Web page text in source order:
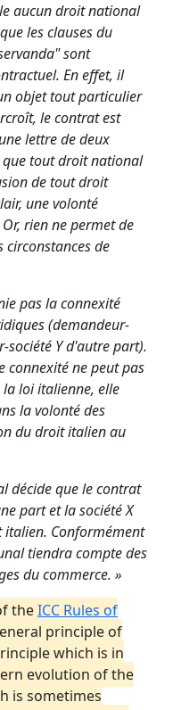
aucun droit national
les clauses du
sont
En effet, il
objet tout particulier
le contrat est
lettre de deux
que tout droit national
de tout droit
une volonté
rien ne permet de
circonstances de
pas la connexité
(demandeur-
société Y d'autre part).
connexité ne peut pas
loi italienne, elle
la volonté des
du droit italien au
décide que le contrat
part et la société X
Conformément
tiendra compte des
du commerce. »
theICC Rules of
principle of
which is in
evolution of the
is sometimes